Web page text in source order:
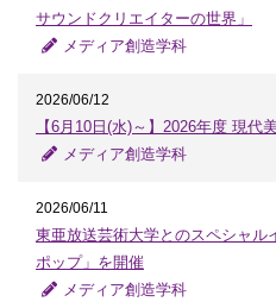
サウンドクリエイターの世界」
メディア創造学科
2026/06/12
【6月10日(水)～】2026年度 現代
メディア創造学科
2026/06/11
東亜放送芸術大学とのスペシャル
ポップ」を開催
メディア創造学科